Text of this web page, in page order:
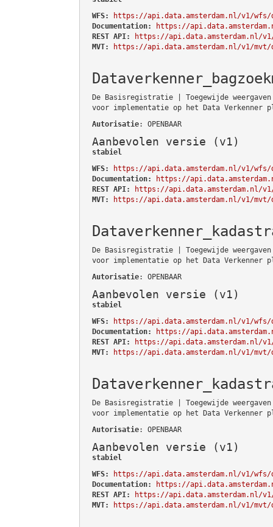
WFS:
https://api.data.amsterdam.nl/v1/wfs/
Documentation:
https://
REST API:
https://api.data.amsterdam.nl/
MVT:
https://api.data.amsterdam.nl/v1/mvt/
De Basisregistratie | Toegewijde
voor implementatie op het Data Verkenner
Autorisatie: OPENBAAR
Aanbevolen versie (v1)
stabiel
WFS:
https://api.data.amsterdam.nl/v1/wfs/
Documentation:
https://
REST API:
https://api.data.amsterdam.nl/v1/
MVT:
https://api.data.amsterdam.nl/v1/mvt/
De Basisregistratie | Toegewijde
voor implementatie op het Data Verkenner
Autorisatie: OPENBAAR
Aanbevolen versie (v1)
stabiel
WFS:
https://api.data.amsterdam.nl/v1/wfs/
Documentation:
https://
REST API:
https://api.data.amsterdam.nl/
MVT:
https://api.data.amsterdam.nl/v1/
De Basisregistratie | Toegewijde
voor implementatie op het Data Verkenner
Autorisatie: OPENBAAR
Aanbevolen versie (v1)
stabiel
WFS:
https://api.data.amsterdam.nl/v1/wfs/
Documentation:
https://
REST API:
https://api.data.amsterdam.nl/
MVT:
https://api.data.amsterdam.nl/v1/mvt/